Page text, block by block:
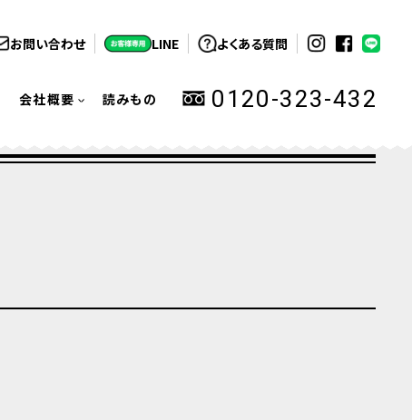
お問い合わせ LINE よくある質問
会社概要 読みもの 0120-323-432